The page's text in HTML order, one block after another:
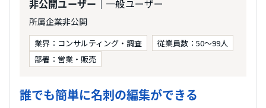
非公開ユーザー ｜一般ユーザー
所属企業非公開
業界：コンサルティング・調査
従業員数：50〜99人
部署：営業・販売
誰でも簡単に名刺の編集ができる